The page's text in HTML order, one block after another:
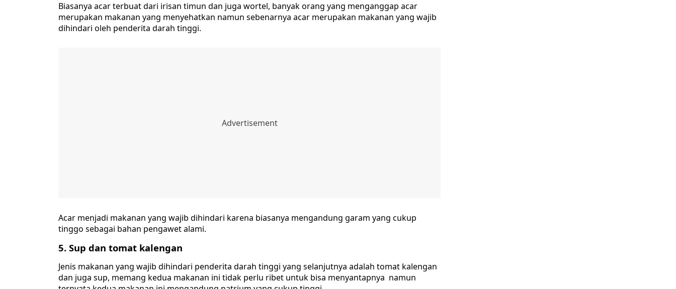
Biasanya acar terbuat dari irisan timun dan juga wortel, banyak orang yang menganggap acar
merupakan makanan yang menyehatkan namun sebenarnya acar merupakan makanan yang wajib
dihindari oleh penderita darah tinggi.
Acar menjadi makanan yang wajib dihindari karena biasanya mengandung garam yang cukup
tinggo sebagai bahan pengawet alami.
5. Sup dan tomat kalengan
Jenis makanan yang wajib dihindari penderita darah tinggi yang selanjutnya adalah tomat kalengan
dan juga sup, memang kedua makanan ini tidak perlu ribet untuk bisa menyantapnya namun